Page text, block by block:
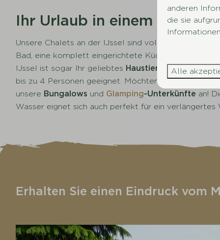
Ihr Urlaub in einem Chalet
Unsere Chalets an der IJssel sind vollständig
Bad, eine komplett eingerichtete Küche sowie ein
IJssel ist sogar Ihr geliebtes Haustier willkommen.
bis zu 4 Personen geeignet. Möchten Sie Ihren
unsere Bungalows und Glamping-Unterkünfte an!
Wasser eignet sich auch perfekt für ein verlängertes
Erhalten Sie einen Eindruck vom
anderen
die sie
Alle